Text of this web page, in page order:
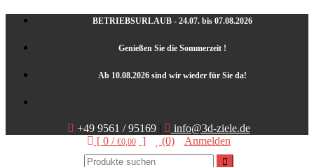
Skip
content
BETRIEBSURLAUB - 24.07. bis 07.08.2026
Genießen Sie die Sommerzeit !
Ab 10.08.2026 sind wir wieder für Sie da!
+49 9561 / 95169|
info@3d-ziele.de
[ 0 / €0,00 ] (0) Anmelden